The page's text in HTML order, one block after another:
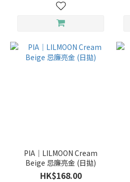
PIA｜LILMOON Cream
Beige 忌廉亮金 (日拋)
HK$168.00